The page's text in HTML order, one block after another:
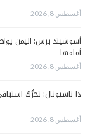
أغسطس 8, 2026
أسوشيتد برس: اليمن
أمامها
أغسطس 8, 2026
ذا ناشيونال: تحرُّكٌ
أغسطس 8, 2026